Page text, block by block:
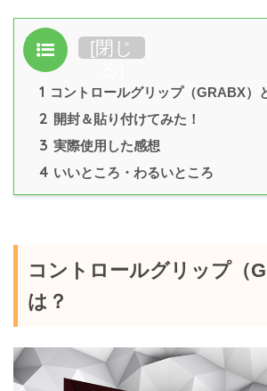
目次 [閉じ
1 コントロールグリップ（GRABX）
2 開封＆貼り付けてみた！
3 実際使用した感想
4 いいところ・わるいところ
コントロールグリップ（
は？